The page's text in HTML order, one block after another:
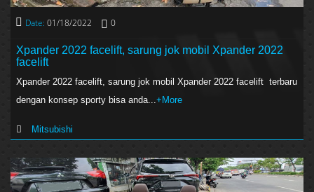
Date: 01/18/2022 0
Xpander 2022 facelift, sarung jok mobil Xpander 2022
facelift
Xpander 2022 facelift, sarung jok mobil Xpander 2022 facelift terbaru
dengan konsep sporty bisa anda... +More
Mitsubishi